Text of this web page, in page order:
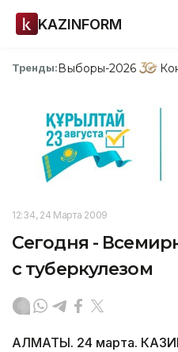
KAZINFORM
Тренды:Выборы-2026
12:34, 24 Марта 2009
Сегодня -
с туберкулезом
АЛМАТЫ. 24 марта.